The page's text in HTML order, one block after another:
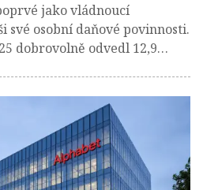
jako vládnoucí
své osobní daňové povinnosti.
dobrovolně odvedl 12,9
7,76 milionu liber.
nemá zákonnou povinnost
Buckinghamský palác
snahy o větší
monarchie.